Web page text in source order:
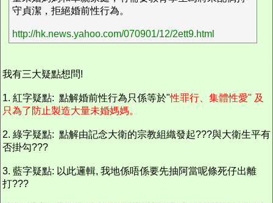
守貞潔，拒絕婚前性行為。
http://hk.news.yahoo.com/070901/12/2ett9.html
我有三大疑點想問!
1. 紅字疑點: 點解婚前性行為只係等於"性罪行、集體性愛" 及
只為了防止製造大量未婚媽媽。
2. 綠字疑點: 點解由記念大衛的宗教組織發起???與大衛生平有
否掛勾???
3. 藍字疑點: 以此邏輯, 我地係唔係要先抽阿當呢條死仔出離
打???